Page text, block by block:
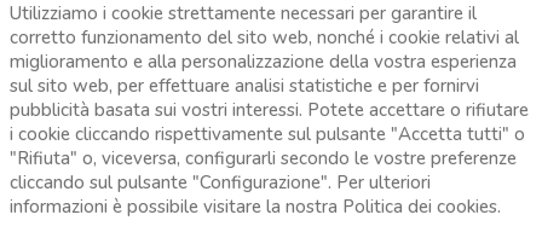
Utilizziamo i cookie strettamente necessari per garantire il
corretto funzionamento del sito web, nonché i cookie relativi al
miglioramento e alla personalizzazione della vostra esperienza
sul sito web, per effettuare analisi statistiche e per fornirvi
pubblicità basata sui vostri interessi. Potete accettare o rifiutare
i cookie cliccando rispettivamente sul pulsante "Accetta tutti" o
"Rifiuta" o, viceversa, configurarli secondo le vostre preferenze
cliccando sul pulsante "Configurazione". Per ulteriori
informazioni è possibile visitare la nostra Politica dei cookies.